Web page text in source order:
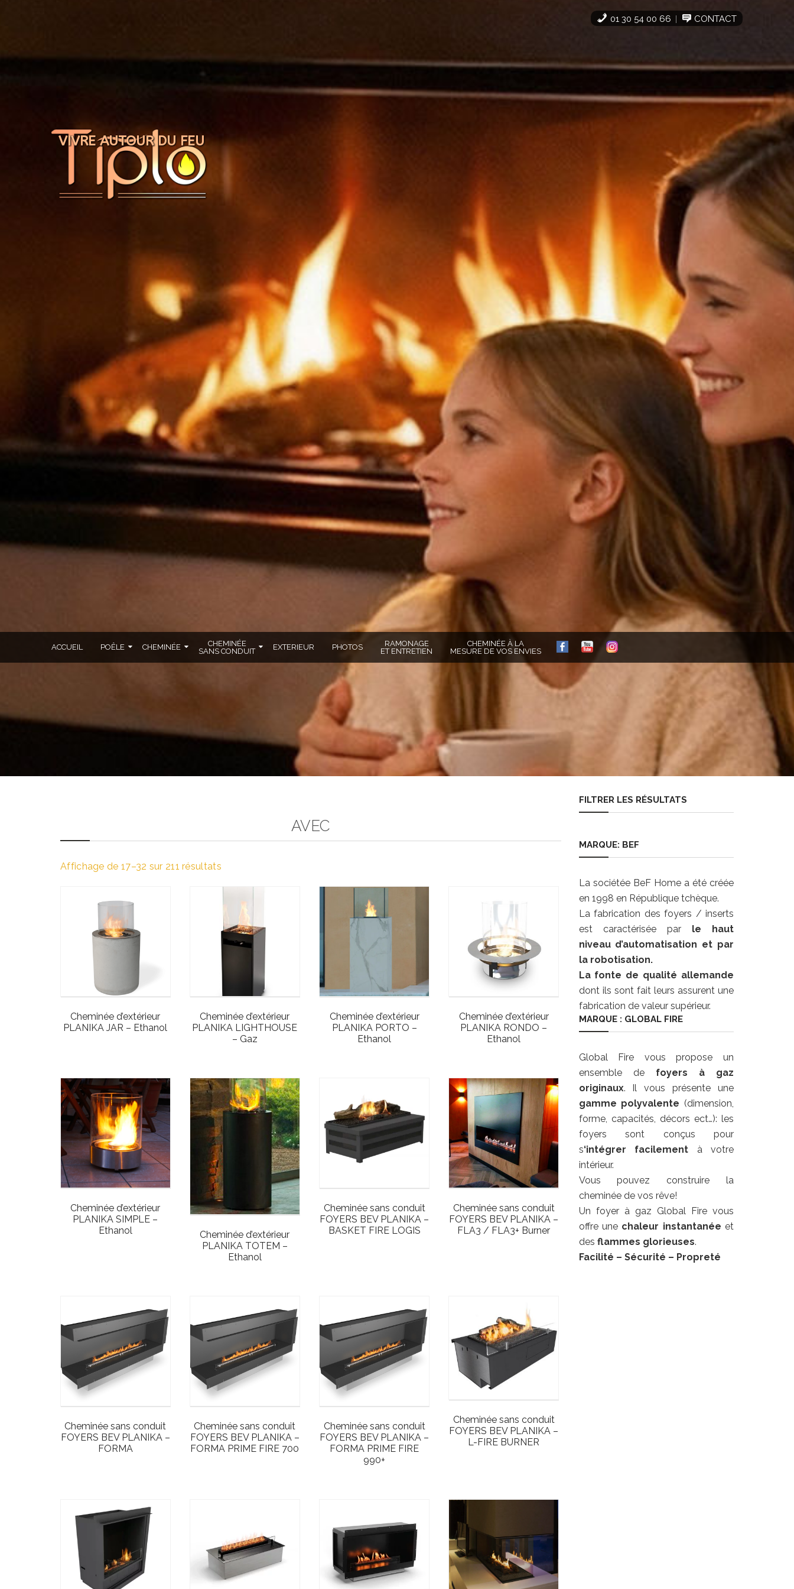
01 30 54 00 66 CONTACT
VIVRE AUTOUR DU FEU
ACCUEIL POÊLE CHEMINÉE
CHEMINÉE
SANS CONDUIT
EXTERIEUR PHOTOS
RAMONAGE
ET ENTRETIEN
CHEMINÉE À LA
MESURE DE VOS ENVIES
AVEC
Affichage de 17–32 sur 211 résultats
Cheminée d’extérieur
PLANIKA JAR – Ethanol
Cheminée d’extérieur
PLANIKA LIGHTHOUSE
– Gaz
Cheminée d’extérieur
PLANIKA PORTO –
Ethanol
Cheminée d’extérieur
PLANIKA RONDO –
Ethanol
Cheminée d’extérieur
PLANIKA SIMPLE –
Ethanol
Cheminée d’extérieur
PLANIKA TOTEM –
Ethanol
Cheminée sans conduit
FOYERS BEV PLANIKA –
BASKET FIRE LOGIS
Cheminée sans conduit
FOYERS BEV PLANIKA –
FLA3 / FLA3+ Burner
Cheminée sans conduit
FOYERS BEV PLANIKA –
FORMA
Cheminée sans conduit
FOYERS BEV PLANIKA –
FORMA PRIME FIRE 700
Cheminée sans conduit
FOYERS BEV PLANIKA –
FORMA PRIME FIRE
990+
Cheminée sans conduit
FOYERS BEV PLANIKA –
L-FIRE BURNER
FILTRER LES RÉSULTATS
MARQUE: BEF
La sociétée BeF Home a été créée
en 1998 en République tchèque.
La fabrication des foyers / inserts
est caractérisée par le haut
niveau d’automatisation et par
la robotisation.
La fonte de qualité allemande
dont ils sont fait leurs assurent une
fabrication de valeur supérieur.
MARQUE : GLOBAL FIRE
Global Fire vous propose un
ensemble defoyers à gaz
originaux. Il vous présente une
gamme polyvalente (dimension,
forme, capacités, décors ect…): les
foyers sont conçus pour
s‘intégrer facilement à votre
intérieur.
Vous pouvez construire la
cheminée de vos rêve!
Un foyer à gaz Global Fire vous
offre une chaleur instantanée et
des flammes glorieuses.
Facilité – Sécurité – Propreté